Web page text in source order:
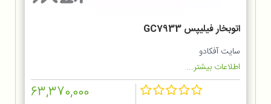
اتوبخار فیلیپس GC7933
سایت آفکادو
اطلاعات بیشتر...
63,370,000